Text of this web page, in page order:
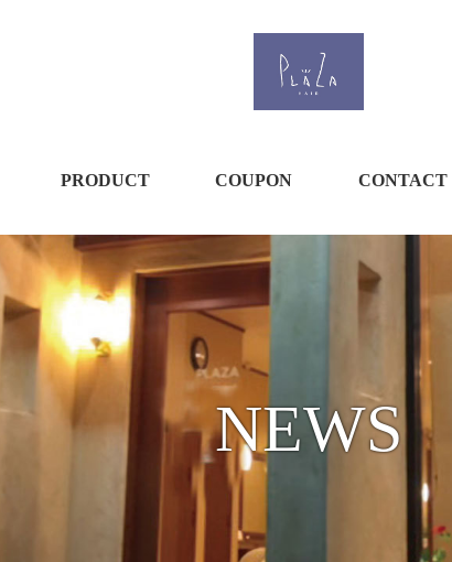
PRODUCT COUPON CONTACT
NEWS